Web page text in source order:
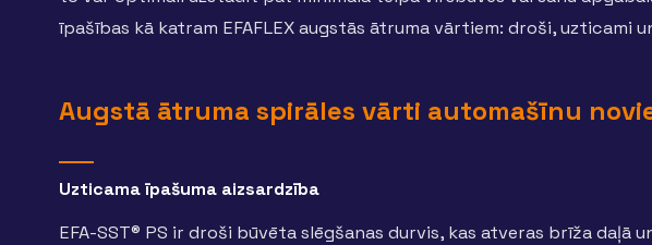
īpašības kā katram EFAFLEX augstās ātruma vārtiem: droši, uzticami
Augstā ātruma spirāles vārti automašīnu
Uzticama īpašuma aizsardzība
EFA-SST® PS ir droši būvēta slēgšanas durvis, kas atveras brīža daļā